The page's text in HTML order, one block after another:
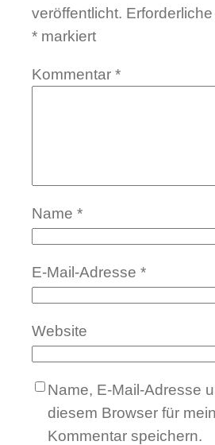
veröffentlicht.
* markiert
Kommentar *
Name *
E-Mail-Adresse *
Website
Name, E-Mail-Adresse
diesem Browser für
Kommentar speichern.